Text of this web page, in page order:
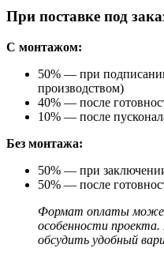
При поставке под
С монтажом:
50% — при
производством)
40% — после
10% — после
Без монтажа:
50% — при
50% — после
Формат оплаты
особенности
обсудить удобный